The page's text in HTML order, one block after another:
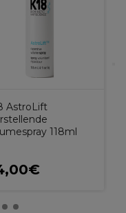
AstroLift
118ml